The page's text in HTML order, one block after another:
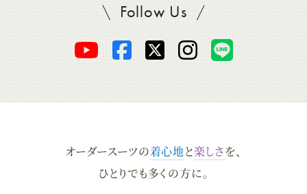
Follow UsSADAをフォロー
オ
ー
オ
ー
オ
ー
オ
ー
オーダースーツの着心地と楽しさ を、
ひとりでも多くの方に。